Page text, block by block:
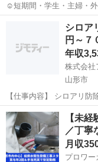
☺︎短期間・学生・主婦・
須です）☺︎ ☺︎年齢不問☺︎
その
シロア
円～７
年収
株式会社
山形市
【仕事内容】 シロアリ防
ンテナンス作業を行なっ
JA（農協）の信頼があり
ート率も高く、業界最高
山形 山形市 土木
【未
／丁寧
月収
プロワー